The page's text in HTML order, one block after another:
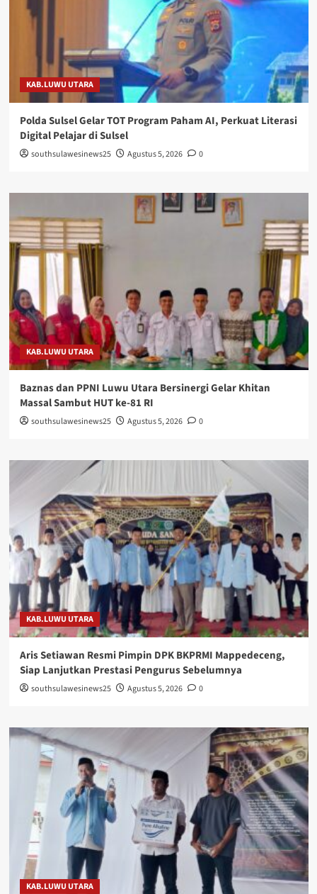
KAB.LUWU UTARA
Polda Sulsel Gelar TOT Program Paham AI, Perkuat Literasi
Digital Pelajar di Sulsel
southsulawesinews25 Agustus 5, 2026 0
KAB.LUWU UTARA
Baznas dan PPNI Luwu Utara Bersinergi Gelar Khitan
Massal Sambut HUT ke-81 RI
southsulawesinews25 Agustus 5, 2026 0
KAB.LUWU UTARA
Aris Setiawan Resmi Pimpin DPK BKPRMI Mappedeceng,
Siap Lanjutkan Prestasi Pengurus Sebelumnya
southsulawesinews25 Agustus 5, 2026 0
KAB.LUWU UTARA